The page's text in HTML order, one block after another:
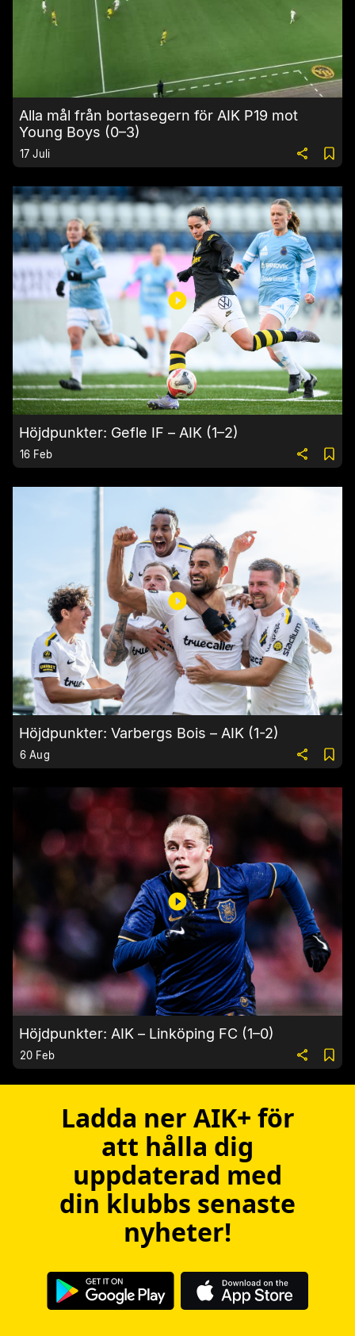
Alla mål från bortasegern för AIK P19 mot
Young Boys (0–3)
17 Juli
Höjdpunkter: Gefle IF – AIK (1–2)
16 Feb
Höjdpunkter: Varbergs Bois – AIK (1-2)
6 Aug
Höjdpunkter: AIK – Linköping FC (1–0)
20 Feb
Ladda ner AIK+ för
att hålla dig
uppdaterad med
din klubbs senaste
nyheter!